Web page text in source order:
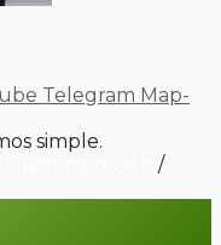
Telegram Map-
simple.
/